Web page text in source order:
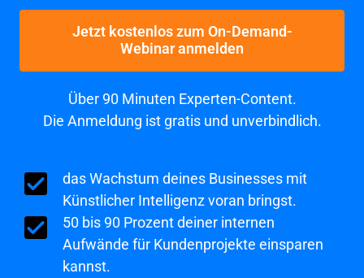
Jetzt kostenlos zum On-Demand-
Webinar anmelden
Über 90 Minuten Experten-Content.
Die Anmeldung ist gratis und unverbindlich.
das Wachstum deines Businesses mit
Künstlicher Intelligenz voran bringst.
50 bis 90 Prozent deiner internen
Aufwände für Kundenprojekte einsparen
kannst.